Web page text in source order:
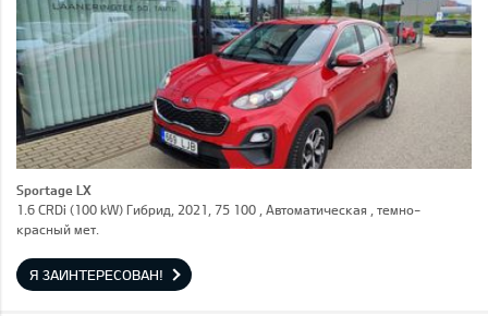
Sportage LX
1.6 CRDi (100 kW) Гибрид, 2021, 75 100 , Автоматическая , темно-
красный мет.
Я ЗАИНТЕРЕСОВАН!